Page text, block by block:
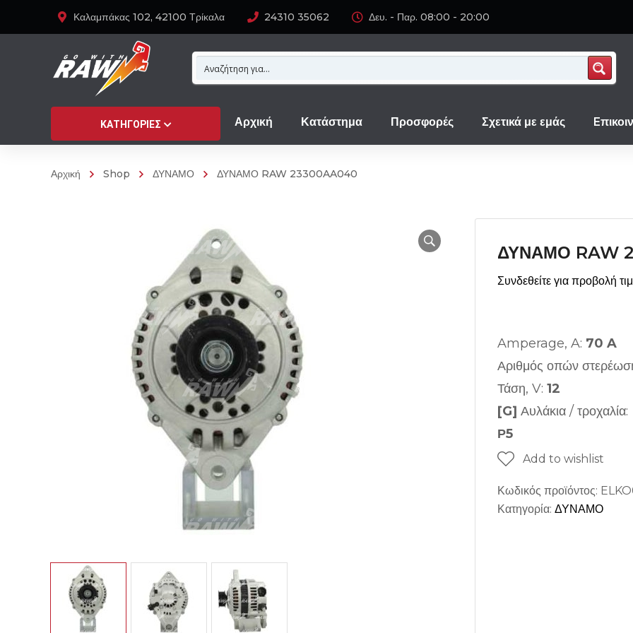
Καλαμπάκας 102, 42100 Τρίκαλα 24310 35062 Δευ. - Παρ. 08:00 - 20:00
ΚΑΤΗΓΟΡΊΕΣ Αρχική Κατάστημα Προσφορές Σχετικά με εμάς
Αρχική Shop ΔΥΝΑΜΟ ΔΥΝΑΜΟ RAW 23300AA040
ΔΥΝΑΜΟ RAW
Συνδεθείτε για προβολή
Amperage, A: 70 A
Αριθμός οπών
Τάση, V: 12
[G] Αυλάκια / τροχαλία:
Ρ5
Add to wishlist
Κωδικός προϊόντος:
Κατηγορία: ΔΥΝΑΜΟ